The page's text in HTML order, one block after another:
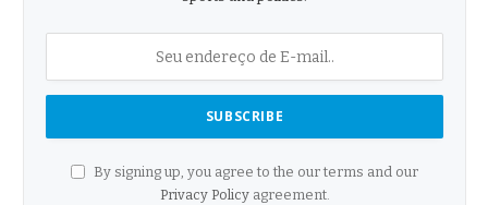
By signing up, you agree to the our terms and our
Privacy Policyagreement.